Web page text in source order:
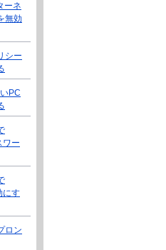
ーネ
無効
シー
PC
ワー
にす
ロン